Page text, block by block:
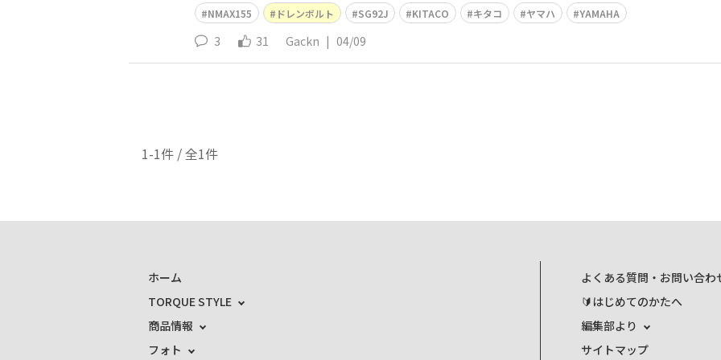
NMAX155 ドレンボルト SG92J KITACO キタコ ヤマハ YAMAHA
3 31 Gackn | 04/09
1-1件 / 全1件
ホーム
TORQUE STYLE
商品情報
フォト
よくある質問・お問い合わ
🔰はじめてのかたへ
編集部より
サイトマップ